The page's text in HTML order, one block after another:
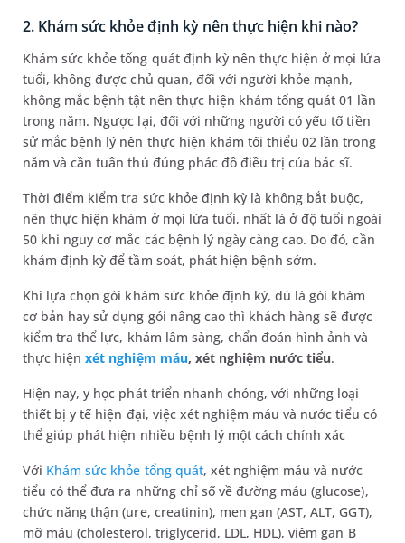
2. Khám sức khỏe định kỳ nên thực hiện khi nào?
Khám sức khỏe tổng quát định kỳ nên thực hiện ở mọi lứa
tuổi, không được chủ quan, đối với người khỏe mạnh,
không mắc bệnh tật nên thực hiện khám tổng quát 01 lần
trong năm. Ngược lại, đối với những người có yếu tố tiền
sử mắc bệnh lý nên thực hiện khám tối thiểu 02 lần trong
năm và cần tuân thủ đúng phác đồ điều trị của bác sĩ.
Thời điểm kiểm tra sức khỏe định kỳ là không bắt buộc,
nên thực hiện khám ở mọi lứa tuổi, nhất là ở độ tuổi ngoài
50 khi nguy cơ mắc các bệnh lý ngày càng cao. Do đó, cần
khám định kỳ để tầm soát, phát hiện bệnh sớm.
Khi lựa chọn gói khám sức khỏe định kỳ, dù là gói khám
cơ bản hay sử dụng gói nâng cao thì khách hàng sẽ được
kiểm tra thể lực, khám lâm sàng, chẩn đoán hình ảnh và
thực hiệnxét nghiệm máu, xét nghiệm nước tiểu.
Hiện nay, y học phát triển nhanh chóng, với những loại
thiết bị y tế hiện đại, việc xét nghiệm máu và nước tiểu có
thể giúp phát hiện nhiều bệnh lý một cách chính xác
Với Khám sức khỏe tổng quát, xét nghiệm máu và nước
tiểu có thể đưa ra những chỉ số về đường máu (glucose),
chức năng thận (ure, creatinin), men gan (AST, ALT, GGT),
mỡ máu (cholesterol, triglycerid, LDL, HDL), viêm gan B